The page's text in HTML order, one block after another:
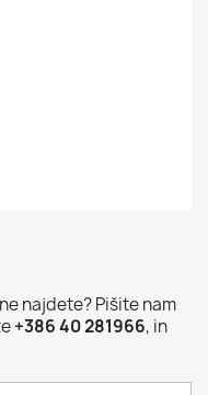
najdete? Pišite nam
+386 40 281966, in